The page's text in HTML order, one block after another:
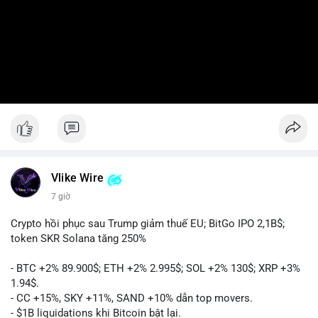
Vlike Wire
7 giờ
Crypto hồi phục sau Trump giảm thuế EU; BitGo IPO 2,1B$;
token SKR Solana tăng 250%
- BTC +2% 89.900$; ETH +2% 2.995$; SOL +2% 130$; XRP +3%
1.94$.
- CC +15%, SKY +11%, SAND +10% dẫn top movers.
- $1B liquidations khi Bitcoin bật lại.